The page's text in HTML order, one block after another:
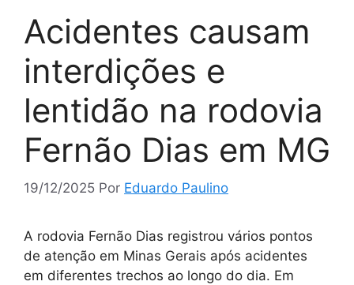
Acidentes causam
interdições e
lentidão na rodovia
Fernão Dias em MG
19/12/2025 Por Eduardo Paulino
A rodovia Fernão Dias registrou vários pontos
de atenção em Minas Gerais após acidentes
em diferentes trechos ao longo do dia. Em